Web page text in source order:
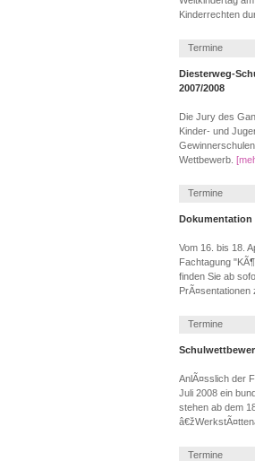
Kinderrechten
Termine
Diesterweg-
2007/2008
Die Jury des
Kinder- und
Wettbewerb.
Termine
Dokumentation
Vom 16. bis 18.
Fachtagung
finden Sie ab
PrÃ¤sentationen
Termine
AnlÃ¤sslich der
Juli 2008 ein
stehen ab dem
Termine